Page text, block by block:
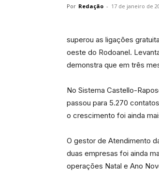
Por Redação - 17 de janeiro de
superou as ligações
oeste do Rodoanel.
demonstra que em três
No Sistema Castello-
passou para 5.270
o crescimento foi ainda
O gestor de Atendimento
duas empresas foi ainda
operações Natal e Ano